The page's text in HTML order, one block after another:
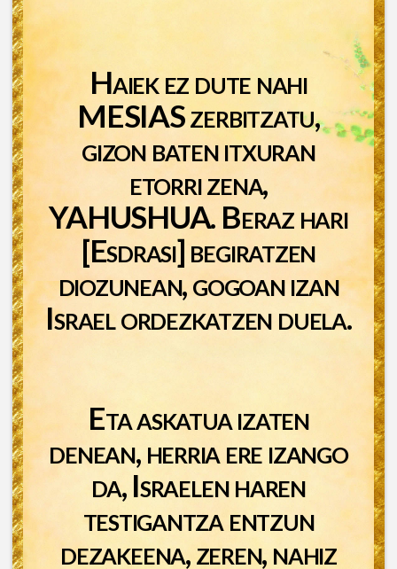
Haiek ez dute nahi
MESIAS zerbitzatu,
gizon baten itxuran
etorri zena,
YAHUSHUA. Beraz hari
[Esdrasi] begiratzen
diozunean, gogoan izan
Israel ordezkatzen duela.
Eta askatua izaten
denean, herria ere izango
da, Israelen haren
testigantza entzun
dezakeena, zeren, nahiz